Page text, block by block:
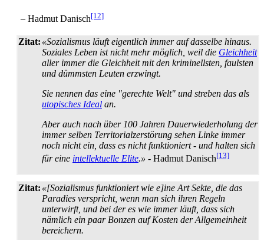
– Hadmut Danisch[12]
Zitat: «Sozialismus läuft eigentlich immer auf dasselbe hinaus.
Soziales Leben ist nicht mehr möglich, weil die Gleichheit
aller immer die Gleichheit mit den kriminellsten, faulsten
und dümmsten Leuten erzwingt.
Sie nennen das eine "gerechte Welt" und streben das als
utopisches Ideal an.
Aber auch nach über 100 Jahren Dauerwiederholung der
immer selben Territorial­zerstörung sehen Linke immer
noch nicht ein, dass es nicht funktioniert - und halten sich
für eine intellektuelle Elite.» - Hadmut Danisch[13]
Zitat: «[Sozialismus funktioniert wie e]ine Art Sekte, die das
Paradies verspricht, wenn man sich ihren Regeln
unterwirft, und bei der es wie immer läuft, dass sich
nämlich ein paar Bonzen auf Kosten der Allgemeinheit
bereichern.